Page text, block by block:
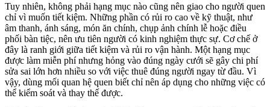
Tuy nhiên, không phải hạng mục nào cũng nên giao cho người quen
chỉ vì muốn tiết kiệm. Những phần có rủi ro cao về kỹ thuật, như
âm thanh, ánh sáng, món ăn chính, chụp ảnh chính lễ hoặc điều
phối bàn tiệc, nên ưu tiên người có kinh nghiệm thực sự. Cơ chế ở
đây là ranh giới giữa tiết kiệm và rủi ro vận hành. Một hạng mục
được làm miễn phí nhưng hỏng vào đúng ngày cưới sẽ gây chi phí
sửa sai lớn hơn nhiều so với việc thuê đúng người ngay từ đầu. Vì
vậy, dùng mối quan hệ quen biết chỉ nên áp dụng cho những việc có
thể kiểm soát và thay thế được.